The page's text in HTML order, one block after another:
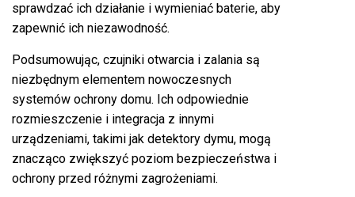
sprawdzać ich działanie i wymieniać baterie, aby
zapewnić ich niezawodność.
Podsumowując, czujniki otwarcia i zalania są
niezbędnym elementem nowoczesnych
systemów ochrony domu. Ich odpowiednie
rozmieszczenie i integracja z innymi
urządzeniami, takimi jak detektory dymu, mogą
znacząco zwiększyć poziom bezpieczeństwa i
ochrony przed różnymi zagrożeniami.